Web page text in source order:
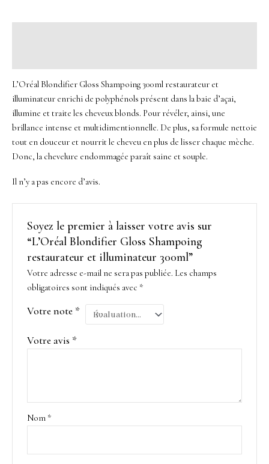
L’Oréal Blondifier Gloss Shampoing 300ml restaurateur et
illuminateur enrichi de polyphénols présent dans la baie d’açai,
illumine et traite les cheveux blonds. Pour révéler, ainsi, une
brillance intense et multidimentionnelle. De plus, sa formule nettoie
tout en douceur et nourrit le cheveu en plus de lisser chaque mèche.
Donc, la chevelure endommagée paraît saine et souple.
Il n’y a pas encore d’avis.
Soyez le premier à laisser votre avis sur
“L’Oréal Blondifier Gloss Shampoing
restaurateur et illuminateur 300ml”
Votre adresse e-mail ne sera pas publiée. Les champs
obligatoires sont indiqués avec *
Votre note *
Votre avis *
Nom *